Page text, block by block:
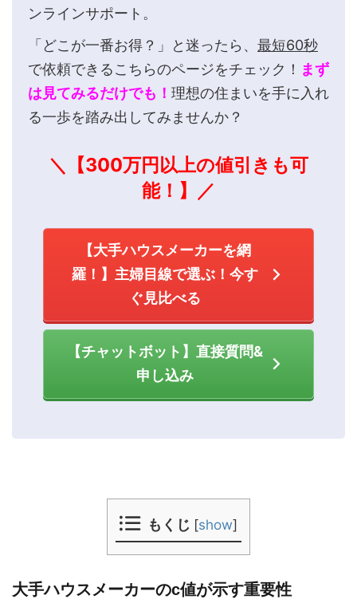
ンラインサポート。
「どこが一番お得？」と迷ったら、 最短60秒
で依頼できるこちらのページをチェック！ まず
は見てみるだけでも！ 理想の住まいを手に入れ
る一歩を踏み出してみませんか？
＼【300万円以上の値引きも可
能！】／
【大手ハウスメーカーを網
羅！】主婦目線で選ぶ！今す
ぐ見比べる
【チャットボット】直接質問&
申し込み
もくじ [show]
大手ハウスメーカーのc値が示す重要性